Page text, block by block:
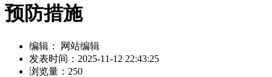
预防措施
编辑： 网站编辑
发表时间：2025-11-12 22:43:25
浏览量：250